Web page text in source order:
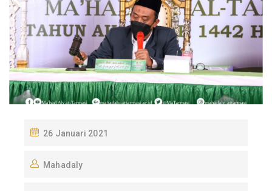
P
S
26 Januari 2021
Mahadaly